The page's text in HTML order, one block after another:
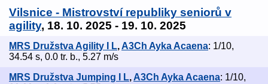
Vilsnice - Mistrovství republiky seniorů v
agility, 18. 10. 2025 - 19. 10. 2025
MRS Družstva Agility I L,A3Ch Ayka Acaena: 1/10,
34.54 s, 0.0 tr. b., 5.27 m/s
MRS Družstva Jumping I L, A3Ch Ayka Acaena: 1/10,